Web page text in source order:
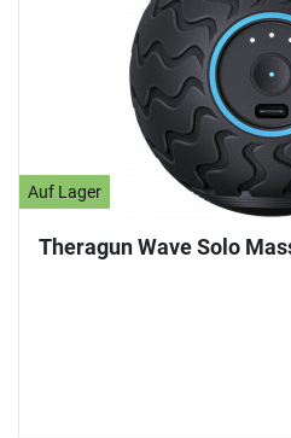
Auf Lager
Theragun Wave Solo